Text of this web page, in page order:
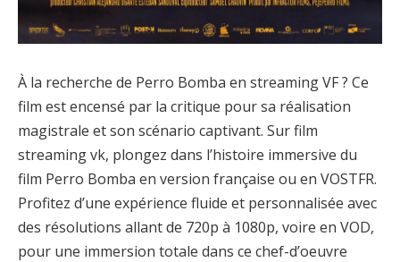
À la recherche de Perro Bomba en streaming VF ? Ce
film est encensé par la critique pour sa réalisation
magistrale et son scénario captivant. Sur film
streaming vk, plongez dans l’histoire immersive du
film Perro Bomba en version française ou en VOSTFR.
Profitez d’une expérience fluide et personnalisée avec
des résolutions allant de 720p à 1080p, voire en VOD,
pour une immersion totale dans ce chef-d’oeuvre